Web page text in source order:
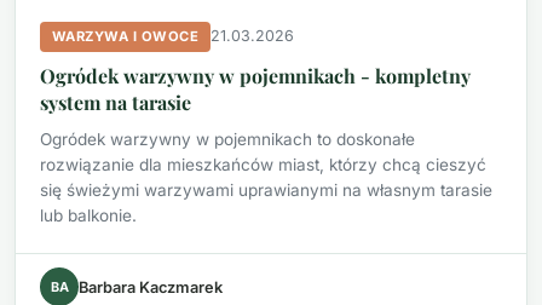
WARZYWA I OWOCE 21.03.2026
Ogródek warzywny w pojemnikach - kompletny
system na tarasie
Ogródek warzywny w pojemnikach to doskonałe
rozwiązanie dla mieszkańców miast, którzy chcą cieszyć
się świeżymi warzywami uprawianymi na własnym tarasie
lub balkonie.
BA Barbara Kaczmarek